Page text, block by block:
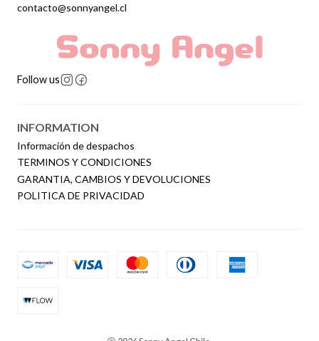
contacto@sonnyangel.cl
Follow us
INFORMATION
Información de despachos
TERMINOS Y CONDICIONES
GARANTIA, CAMBIOS Y DEVOLUCIONES
POLITICA DE PRIVACIDAD